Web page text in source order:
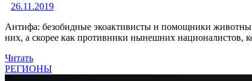
26.11.2019
Антифа: безобидные экоактивисты и помощники
них, а скорее как противники нынешних националистов,
Читать
РЕГИОНЫ